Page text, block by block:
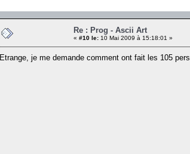
Re : Prog - Ascii Art
« #10 le: 10 Mai 2009 à 15:18:01 »
Etrange, je me demande comment ont fait les 105